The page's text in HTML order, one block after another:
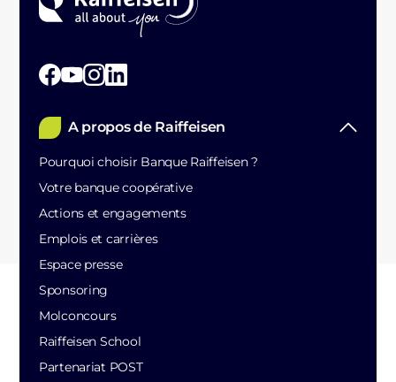
A propos de Raiffeisen
Pourquoi choisir Banque Raiffeisen ?
Votre banque coopérative
Actions et engagements
Emplois et carrières
Espace presse
Sponsoring
Molconcours
Raiffeisen School
Partenariat POST